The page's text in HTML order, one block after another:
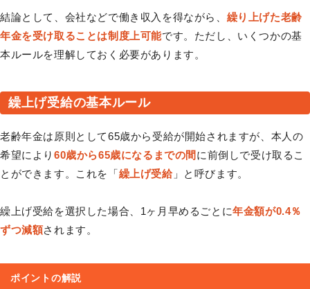
結論として、会社などで働き収入を得ながら、 繰り上げた老齢
年金を受け取ることは制度上可能です。ただし、いくつかの基
本ルールを理解しておく必要があります。
繰上げ受給の基本ルール
老齢年金は原則として65歳から受給が開始されますが、本人の
希望により 60歳から65歳になるまでの間 に前倒しで受け取るこ
とができます。これを「繰上げ受給」と呼びます。
繰上げ受給を選択した場合、1ヶ月早めるごとに年金額が0.4％
ずつ減額されます。
ポイントの解説